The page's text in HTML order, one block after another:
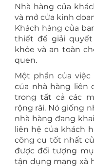
Nhà hàng của
và mở cửa kinh
Khách hàng của
thiết để giải
khỏe và an toàn
quen.
Một phần của
của nhà hàng liên
trong tất cả các
rộng rãi. Nó giống
nhà hàng đang
liên hệ của khách
công cụ tốt nhất
được đối tượng
tận dụng mạng xã